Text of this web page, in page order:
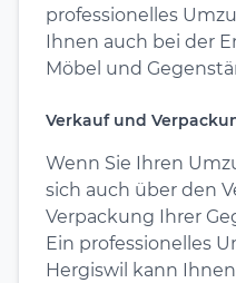
professionelles
Ihnen auch bei der
Möbel und
Verkauf und
Wenn Sie Ihren
sich auch über den
Verpackung Ihrer
Ein professionelles
Hergiswil kann